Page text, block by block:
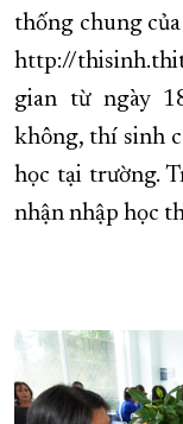
thống chung
http://
gian từ ngày
không, thí sinh
học tại trường.
nhận nhập học